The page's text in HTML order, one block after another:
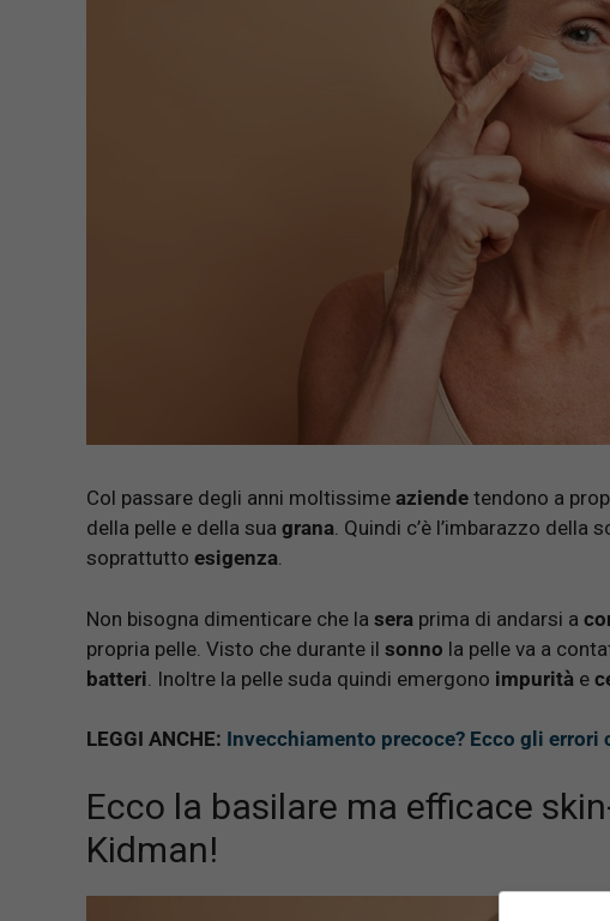
Col passare degli anni moltissime aziende tendono a
della pelle e della sua grana. Quindi c’è l’imbarazzo della
soprattutto esigenza.
Non bisogna dimenticare che la sera prima di andarsi a
propria pelle. Visto che durante il sonno la pelle va a
batteri . Inoltre la pelle suda quindi emergono impurità e
LEGGI ANCHE: Invecchiamento precoce? Ecco gli errori
Ecco la basilare ma efficace
Kidman!